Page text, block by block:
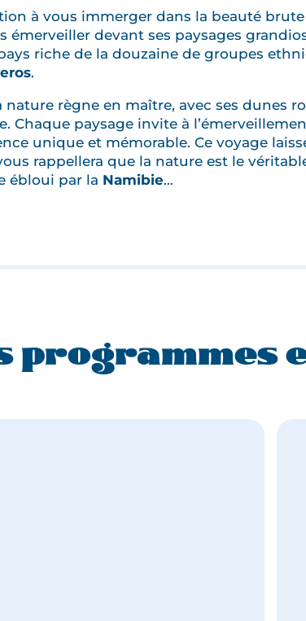
à vous immerger dans la beauté brute
émerveiller devant ses paysages
riche de la douzaine de groupes
.
règne en maître, avec ses dunes
Chaque paysage invite à
unique et mémorable. Ce voyage
rappellera que la nature est le
ébloui par la Namibie…
programmes